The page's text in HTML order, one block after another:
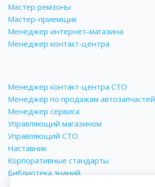
Мастер ремзоны
Мастер-приемщик
Менеджер интернет-магазина
Менеджер контакт-центра
Менеджер контакт-центра СТО
Менеджер по продажам автозапчастей
Менеджер сервиса
Управляющий магазином
Управляющий СТО
Наставник
Корпоративные стандарты
Библиотека знаний